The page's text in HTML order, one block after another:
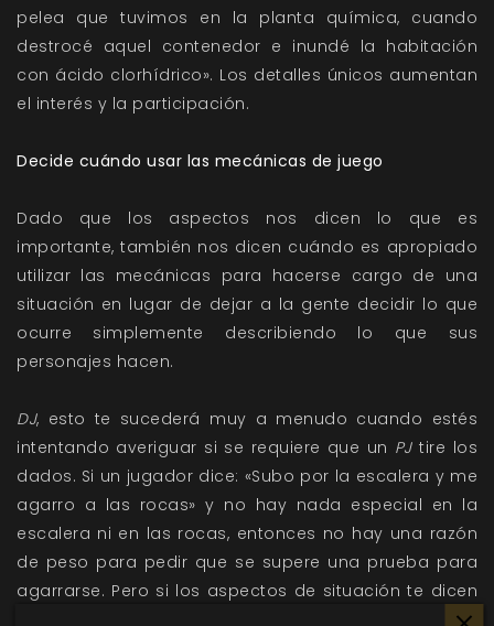
pelea que tuvimos en la planta química, cuando
destrocé aquel contenedor e inundé la habitación
con ácido clorhídrico». Los detalles únicos aumentan
el interés y la participación.
Decide cuándo usar las mecánicas de juego
Dado que los aspectos nos dicen lo que es
importante, también nos dicen cuándo es apropiado
utilizar las mecánicas para hacerse cargo de una
situación en lugar de dejar a la gente decidir lo que
ocurre simplemente describiendo lo que sus
personajes hacen.
DJ, esto te sucederá muy a menudo cuando estés
intentando averiguar si se requiere que un PJtire los
dados. Si un jugador dice: «Subo por la escalera y me
agarro a las rocas» y no hay nada especial en la
escalera ni en las rocas, entonces no hay una razón
de peso para pedir que se supere una prueba para
agarrarse. Pero si los aspectos de situación te dicen
que la escalera es una «Escalera con la cuerda